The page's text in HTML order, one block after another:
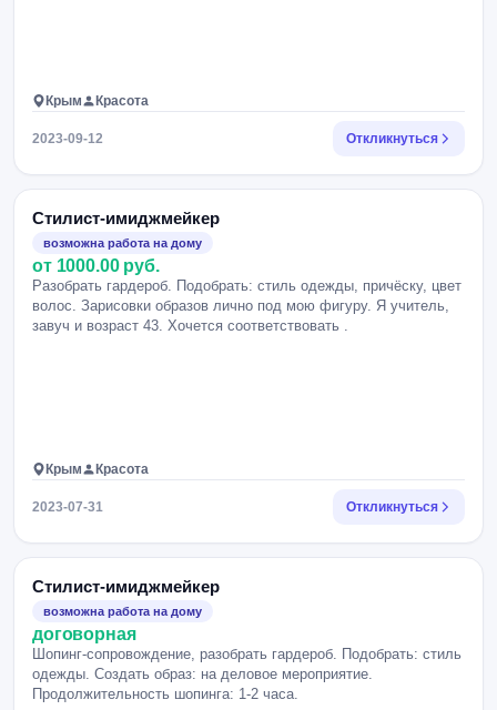
Крым Красота
2023-09-12 Откликнуться
Стилист-имиджмейкер
возможна работа на дому
от 1000.00 руб.
Разобрать гардероб. Подобрать: стиль одежды, причёску, цвет
волос. Зарисовки образов лично под мою фигуру. Я учитель,
завуч и возраст 43. Хочется соответствовать .
Крым Красота
2023-07-31 Откликнуться
Стилист-имиджмейкер
возможна работа на дому
договорная
Шопинг-сопровождение, разобрать гардероб. Подобрать: стиль
одежды. Создать образ: на деловое мероприятие.
Продолжительность шопинга: 1-2 часа.